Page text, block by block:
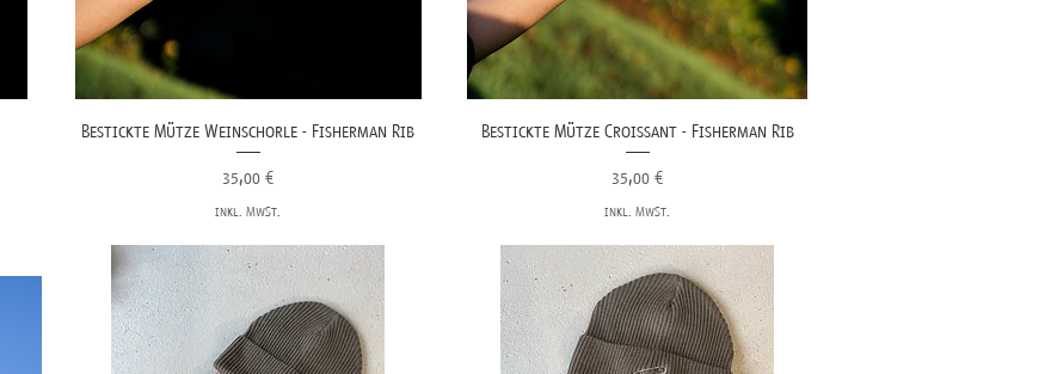
Bestickte Mütze Weinschorle - Fisherman Rib
Preis
35,00 €
inkl. MwSt.
Bestickte Mütze Croissant - Fisherman Rib
Preis
35,00 €
inkl. MwSt.